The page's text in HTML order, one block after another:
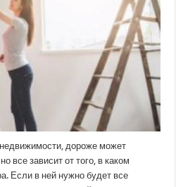
новостройке
или
«вторичке»?
дороже может
все зависит от того, в каком
Если в ней нужно будет все